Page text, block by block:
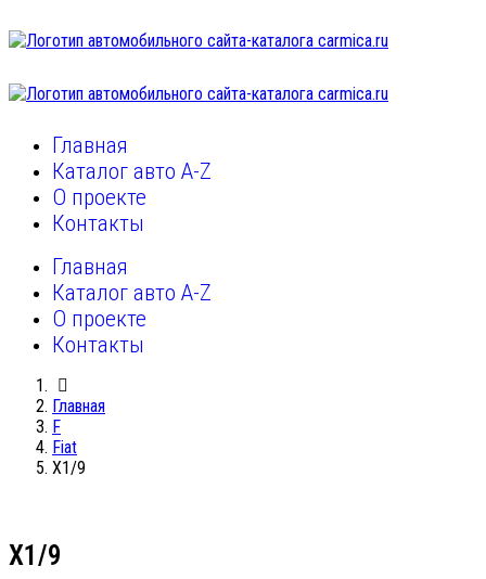
Главная
Каталог авто A-Z
О проекте
Контакты
Главная
Каталог авто A-Z
О проекте
Контакты
Главная
F
Fiat
X1/9
X1/9